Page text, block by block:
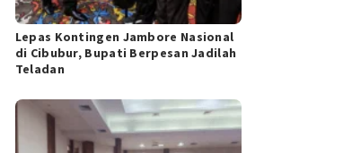
Lepas Kontingen Jambore Nasional
di Cibubur, Bupati Berpesan Jadilah
Teladan